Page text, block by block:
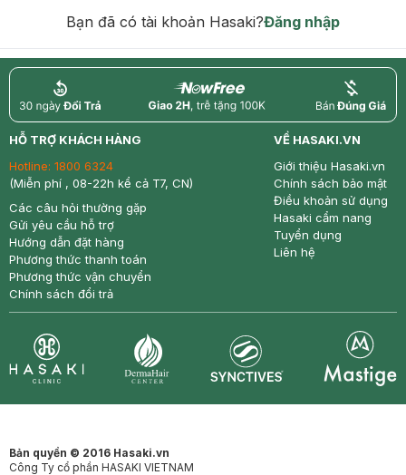
Bạn đã có tài khoản Hasaki?Đăng nhập
return nowfree price
HỖ TRỢ KHÁCH HÀNG
Hotline: 1800 6324
(Miễn phí , 08-22h kể cả T7, CN)
Các câu hỏi thường gặp
Gửi yêu cầu hỗ trợ
Hướng dẫn đặt hàng
Phương thức thanh toán
Phương thức vận chuyển
Chính sách đổi trả
VỀ HASAKI.VN
Giới thiệu Hasaki.vn
Chính sách bảo mật
Điều khoản sử dụng
Hasaki cẩm nang
Tuyển dụng
Liên hệ
Bản quyền © 2016 Hasaki.vn
Công Ty cổ phần HASAKI VIETNAM